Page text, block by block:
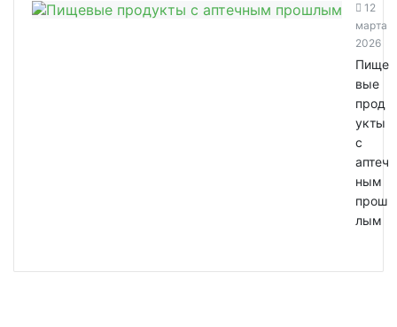
12
марта
2026
Пище
вые
прод
укты
с
аптеч
ным
прош
лым